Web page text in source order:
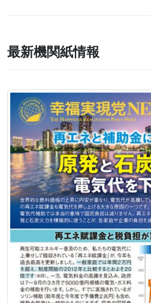
最新機関紙情報